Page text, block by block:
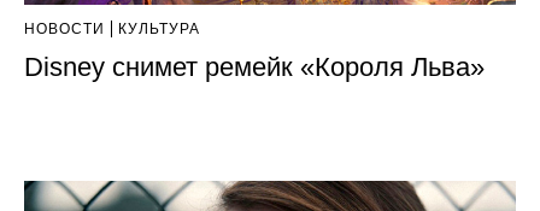
НОВОСТИ КУЛЬТУРА
Disney снимет ремейк «Короля Льва»